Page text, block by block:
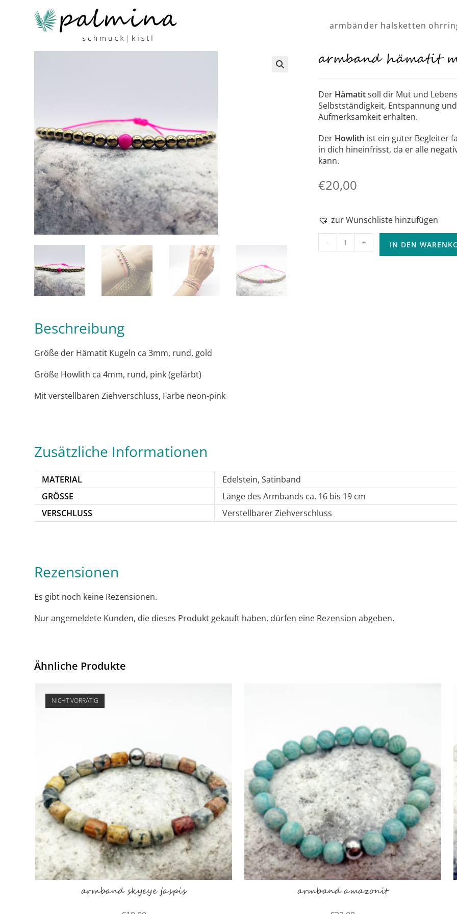
armbänder halsketten
armband hämatit
Der Hämatitsoll dir Mut und
Selbstständigkeit, Entspannung
Aufmerksamkeit erhalten.
Der Howlith ist ein guter Begleiter
in dich hineinfrisst, da er alle
kann.
€20,00
zur Wunschliste hinzufügen
- + IN DEN
Beschreibung
Größe der Hämatit Kugeln ca 3mm, rund, gold
Größe Howlith ca 4mm, rund, pink (gefärbt)
Mit verstellbaren Ziehverschluss, Farbe neon-pink
Zusätzliche Informationen
MATERIAL
Edelstein, Satinband
GRÖSSE
Länge des Armbands ca. 16 bis 19 cm
VERSCHLUSS
Verstellbarer Ziehverschluss
Rezensionen
Es gibt noch keine Rezensionen.
Nur angemeldete Kunden, die dieses Produkt gekauft haben, dürfen eine Rezension abgeben.
Ähnliche Produkte
NICHT VORRÄTIG
armband skyeye jaspis armband amazonit